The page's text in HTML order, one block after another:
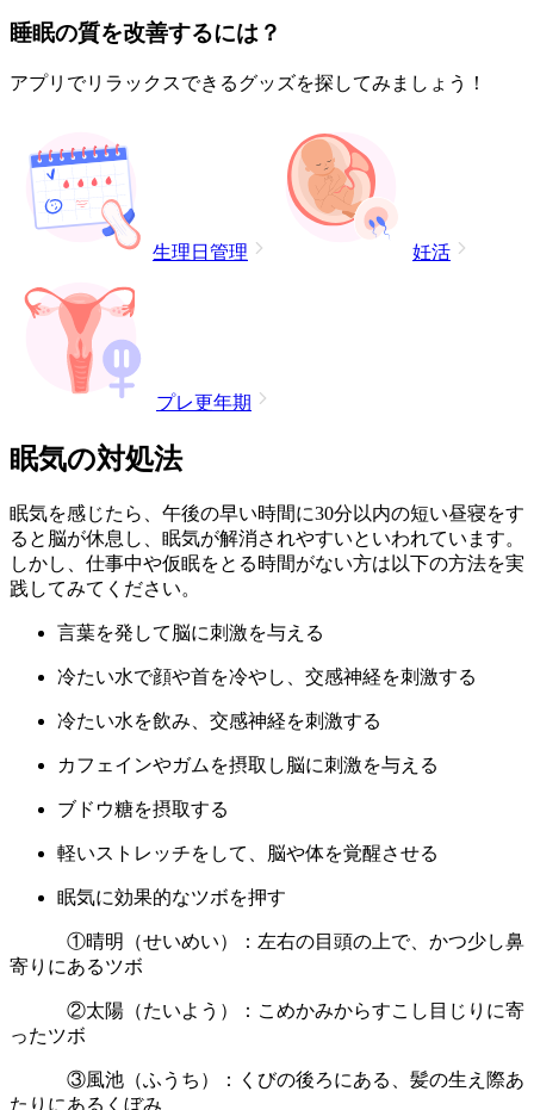
睡眠の質を改善するには？
アプリでリラックスできるグッズを探してみましょう！
生理日管理 妊活
プレ更年期
眠気の対処法
眠気を感じたら、午後の早い時間に30分以内の短い昼寝をす
ると脳が休息し、眠気が解消されやすいといわれています。
しかし、仕事中や仮眠をとる時間がない方は以下の方法を実
践してみてください。
言葉を発して脳に刺激を与える
冷たい水で顔や首を冷やし、交感神経を刺激する
冷たい水を飲み、交感神経を刺激する
カフェインやガムを摂取し脳に刺激を与える
ブドウ糖を摂取する
軽いストレッチをして、脳や体を覚醒させる
眠気に効果的なツボを押す
①晴明（せいめい）：左右の目頭の上で、かつ少し鼻
寄りにあるツボ
②太陽（たいよう）：こめかみからすこし目じりに寄
ったツボ
③風池（ふうち）：くびの後ろにある、髪の生え際あ
たりにあるくぼみ